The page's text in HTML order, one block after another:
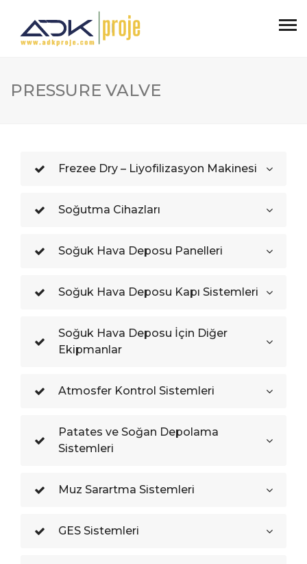
PRESSURE VALVE
Frezee Dry – Liyofilizasyon Makinesi
Soğutma Cihazları
Soğuk Hava Deposu Panelleri
Soğuk Hava Deposu Kapı Sistemleri
Soğuk Hava Deposu İçin Diğer
Ekipmanlar
Atmosfer Kontrol Sistemleri
Patates ve Soğan Depolama
Sistemleri
Muz Sarartma Sistemleri
GES Sistemleri